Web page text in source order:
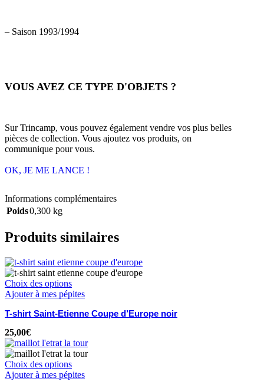
– Saison 1993/1994
VOUS AVEZ CE TYPE D'OBJETS ?
Sur Trincamp, vous pouvez également vendre vos plus belles
pièces de collection. Vous ajoutez vos produits, on
communique pour vous.
OK, JE ME LANCE !
Informations complémentaires
Poids0,300 kg
Produits similaires
Choix des options
Ajouter à mes pépites
T-shirt Saint-Etienne Coupe d’Europe noir
25,00€
Choix des options
Ajouter à mes pépites